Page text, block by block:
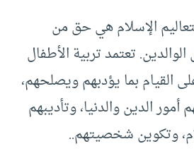
الإسلام هي حق من
تعتمد تربية الأطفال
القيام بما يؤدبهم ويصلحهم،
الدين والدنيا، وتأديبهم
وتكوين شخصيتهم..